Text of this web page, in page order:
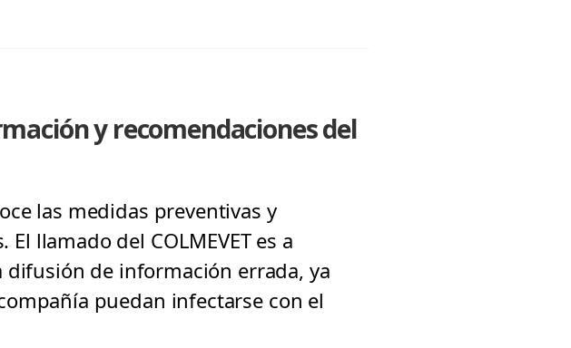
y recomendaciones del
las medidas preventivas y
llamado del COLMEVET es a
de información errada, ya
puedan infectarse con el